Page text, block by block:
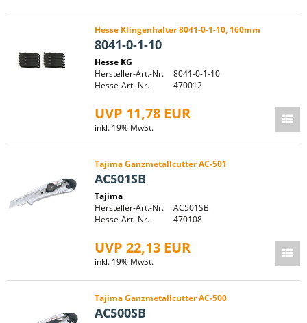
Hesse Klingenhalter 8041-0-1-10, 160mm
8041-0-1-10
Hesse KG
Hersteller-Art.-Nr.
8041-0-1-10
Hesse-Art.-Nr.
470012
UVP 11,78 EUR
inkl. 19% MwSt.
Tajima Ganzmetallcutter AC-501
AC501SB
Tajima
Hersteller-Art.-Nr.
AC501SB
Hesse-Art.-Nr.
470108
UVP 22,13 EUR
inkl. 19% MwSt.
Tajima Ganzmetallcutter AC-500
AC500SB